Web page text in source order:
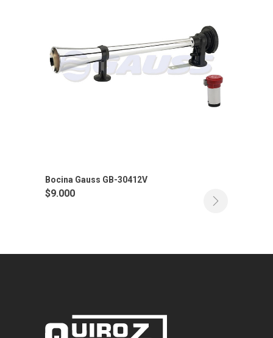
Bocina Gauss GB-30412V
$9.000